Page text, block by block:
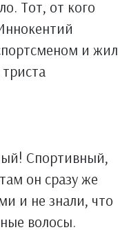
Тот, от кого
и жил
Спортивный,
он сразу же
и не знали, что
волосы.